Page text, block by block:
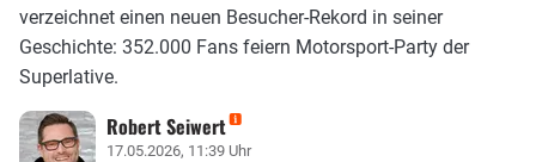
verzeichnet einen neuen Besucher-Rekord in seiner
Geschichte: 352.000 Fans feiern Motorsport-Party der
Superlative.
Robert Seiwert
17.05.2026, 11:39 Uhr